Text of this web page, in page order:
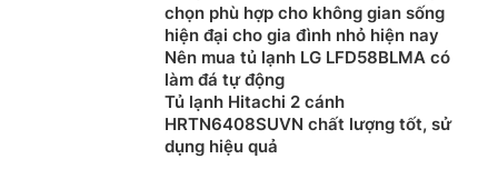
chọn phù hợp cho không gian sống
hiện đại cho gia đình nhỏ hiện nay
Nên mua tủ lạnh LG LFD58BLMA có
làm đá tự động
Tủ lạnh Hitachi 2 cánh
HRTN6408SUVN chất lượng tốt, sử
dụng hiệu quả